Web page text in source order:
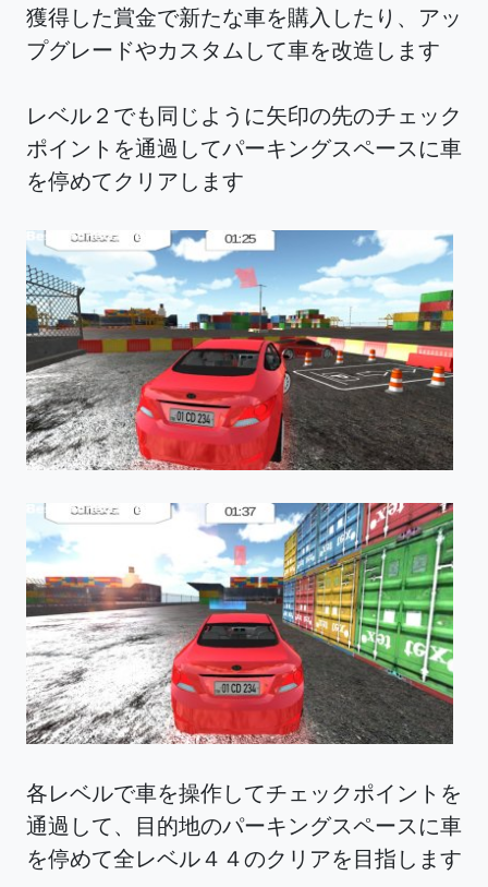
獲得した賞金で新たな車を購入したり、アッ
プグレードやカスタムして車を改造します
レベル２でも同じように矢印の先のチェック
ポイントを通過してパーキングスペースに車
を停めてクリアします
各レベルで車を操作してチェックポイントを
通過して、目的地のパーキングスペースに車
を停めて全レベル４４のクリアを目指します